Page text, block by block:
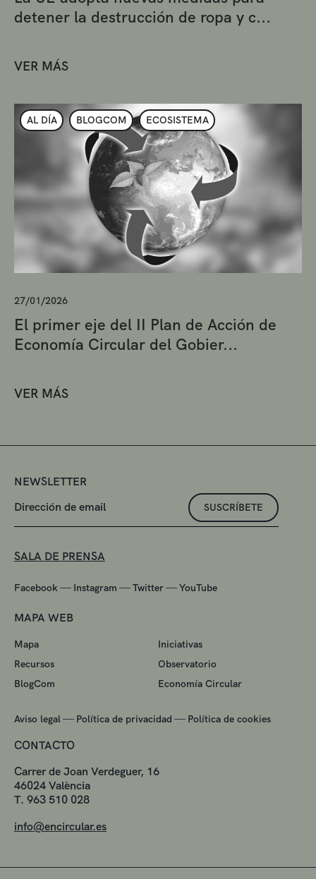
detener la destrucción de ropa y c...
VER MÁS
AL DÍA BLOGCOM ECOSISTEMA
27/01/2026
El primer eje del II Plan de Acción de
Economía Circular del Gobier...
VER MÁS
NEWSLETTER
SUSCRÍBETE
SALA DE PRENSA
Facebook — Instagram —Twitter—YouTube
MAPA WEB
Mapa
Iniciativas
Recursos
Observatorio
BlogCom
Economía Circular
Aviso legal — Política de privacidad — Política de cookies
CONTACTO
Carrer de Joan Verdeguer, 16
46024 València
T. 963 510 028
info@encircular.es